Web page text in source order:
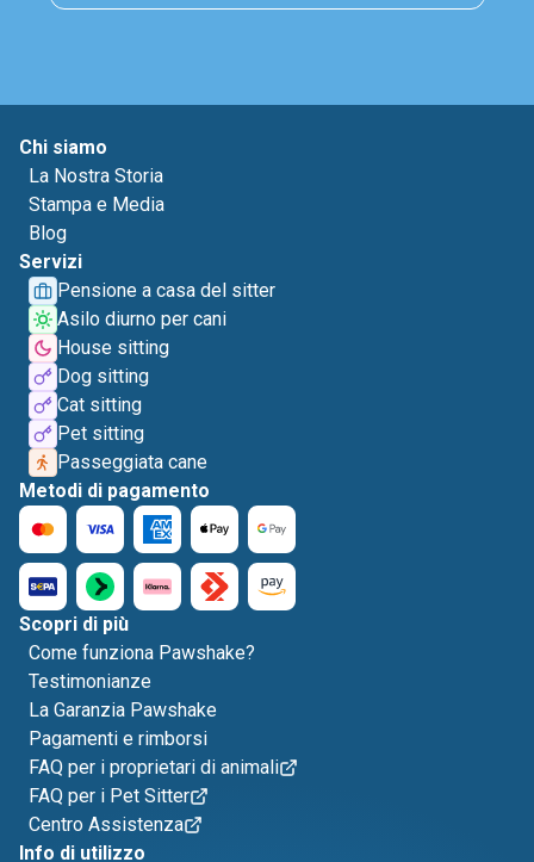
Chi siamo
La Nostra Storia
Stampa e Media
Blog
Servizi
Pensione a casa del sitter
Asilo diurno per cani
House sitting
Dog sitting
Cat sitting
Pet sitting
Passeggiata cane
Metodi di pagamento
Scopri di più
Come funziona Pawshake?
Testimonianze
La Garanzia Pawshake
Pagamenti e rimborsi
FAQ per i proprietari di animali
FAQ per i Pet Sitter
Centro Assistenza
Info di utilizzo